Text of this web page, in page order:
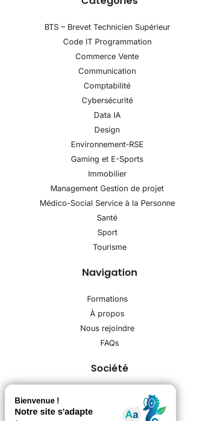
BTS – Brevet Technicien Supérieur
Code IT Programmation
Commerce Vente
Communication
Comptabilité
Cybersécurité
Data IA
Design
Environnement-RSE
Gaming et E-Sports
Immobilier
Management Gestion de projet
Médico-Social Service à la Personne
Santé
Sport
Tourisme
Navigation
Formations
À propos
Nous rejoindre
FAQs
Société
Politique de confidentialité